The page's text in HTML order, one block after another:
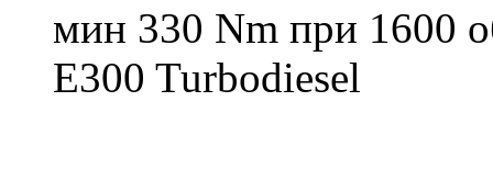
мин 330 Nm при 1600
E300 Turbodiesel